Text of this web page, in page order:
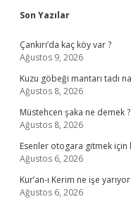
Sidebar
Son Yazılar
Çankırı’da kaç köy var ?
Ağustos 9, 2026
Kuzu göbeği mantarı tadı
Ağustos 8, 2026
Müstehcen şaka ne demek ?
Ağustos 8, 2026
Esenler otogara gitmek
Ağustos 6, 2026
Kur’an-ı Kerim ne işe
Ağustos 6, 2026